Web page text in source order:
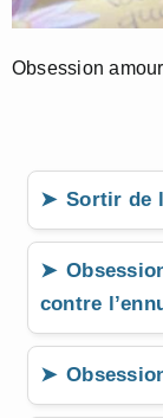
Obsession
Sortir de
contre